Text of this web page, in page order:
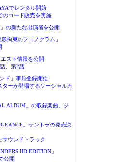
でレンタル開始
のコード販売を実施
の新たな出演者を公開
拘束のフェノグラム」
スト情報を公開
、第2話
ド」事前登録開始
ターが登場するソーシャルカ
ALBUM」の収録楽曲、ジ
」サントラの発売決
サウンドトラック
HD EDITION」
公開